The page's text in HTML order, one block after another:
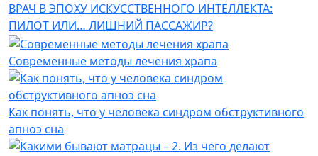
ВРАЧ В ЭПОХУ ИСКУССТВЕННОГО ИНТЕЛЛЕКТА:
ПИЛОТ ИЛИ… ЛИШНИЙ ПАССАЖИР?
Современные методы лечения храпа
Как понять, что у человека синдром обструктивного
апноэ сна